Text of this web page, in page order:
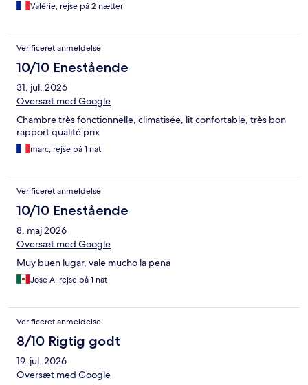
Valérie, rejse på 2 nætter
Verificeret anmeldelse
10/10 Enestående
31. jul. 2026
Oversæt med Google
Chambre très fonctionnelle, climatisée, lit confortable, très bon
rapport qualité prix
marc, rejse på 1 nat
Verificeret anmeldelse
10/10 Enestående
8. maj 2026
Oversæt med Google
Muy buen lugar, vale mucho la pena
Jose A, rejse på 1 nat
Verificeret anmeldelse
8/10 Rigtig godt
19. jul. 2026
Oversæt med Google